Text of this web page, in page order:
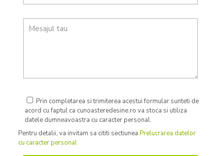
Prin completarea si trimiterea acestui formular sunteti de
acord cu faptul ca cunoasteredesine.ro va stoca si utiliza
datele dumneavoastra cu caracter personal.
Pentru detalii, va invitam sa cititi sectiunea Prelucrarea datelor
cu caracter personal